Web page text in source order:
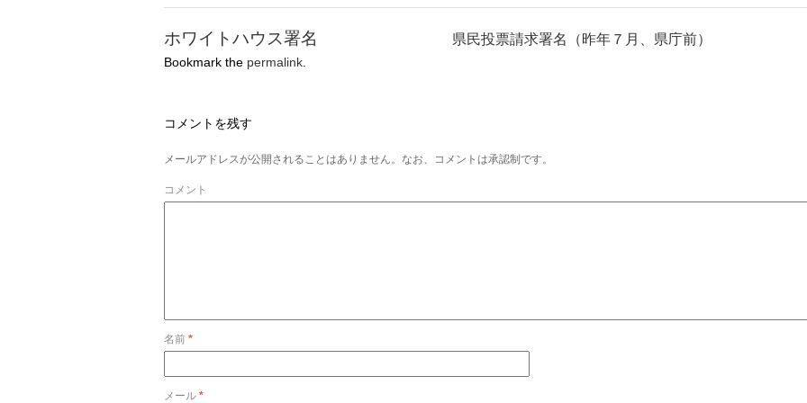
ホワイトハウス署名 県民投票請求署名（昨年７月、県庁前）
Bookmark the permalink
コメントを残す
メールアドレスが公開されることはありません。なお、コメントは承認制です。
コメント
名前 *
メール *